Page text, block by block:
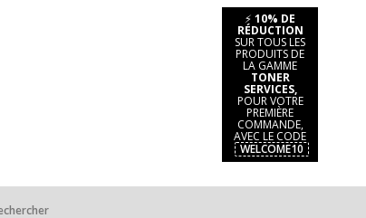
⚡ 10% DE
RÉDUCTION
SUR TOUS LES
PRODUITS DE
LA GAMME
TONER
SERVICES,
POUR VOTRE
PREMIÈRE
COMMANDE,
AVEC LE CODE
WELCOME10